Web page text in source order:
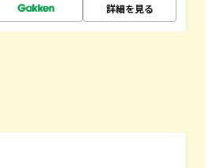
詳細を見る